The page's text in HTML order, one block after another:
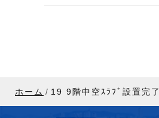
ホーム 19 9階中空ｽﾗﾌﾞ設置完了